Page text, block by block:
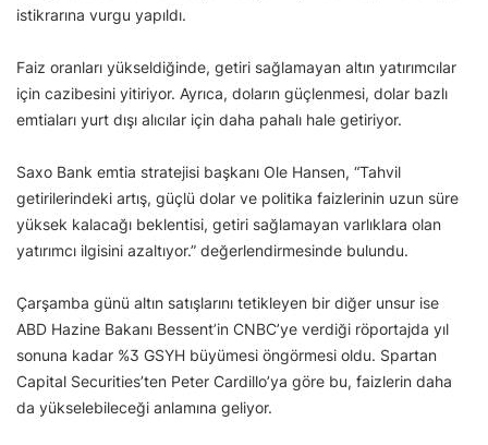
istikrarına vurgu yapıldı.
Faiz oranları yükseldiğinde, getiri sağlamayan altın yatırımcılar
için cazibesini yitiriyor. Ayrıca, doların güçlenmesi, dolar bazlı
emtiaları yurt dışı alıcılar için daha pahalı hale getiriyor.
Saxo Bank emtia stratejisi başkanı Ole Hansen, “Tahvil
getirilerindeki artış, güçlü dolar ve politika faizlerinin uzun süre
yüksek kalacağı beklentisi, getiri sağlamayan varlıklara olan
yatırımcı ilgisini azaltıyor.” değerlendirmesinde bulundu.
Çarşamba günü altın satışlarını tetikleyen bir diğer unsur ise
ABD Hazine Bakanı Bessent’in CNBC’ye verdiği röportajda yıl
sonuna kadar %3 GSYH büyümesi öngörmesi oldu. Spartan
Capital Securities’ten Peter Cardillo’ya göre bu, faizlerin daha
da yükselebileceği anlamına geliyor.